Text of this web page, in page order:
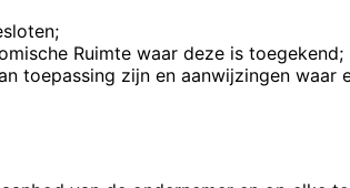
Ruimte waar deze is toegekend;
toepassing zijn en aanwijzingen waar